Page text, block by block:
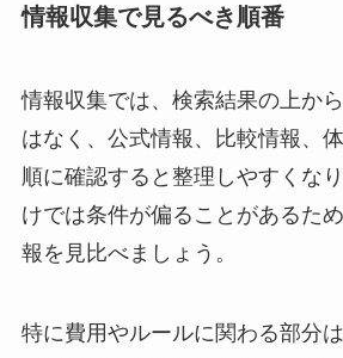
情報収集で見るべき順番
情報収集では、検索結果の上か
はなく、公式情報、比較情報、
順に確認すると整理しやすくな
けでは条件が偏ることがあるた
報を見比べましょう。
特に費用やルールに関わる部分